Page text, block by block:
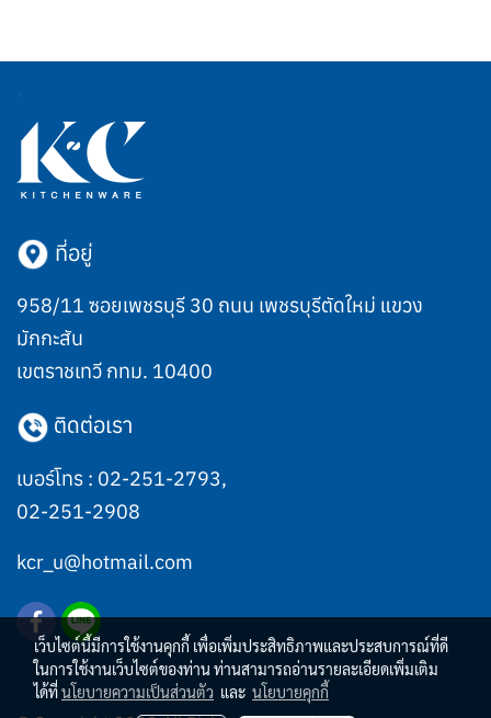
ที่อยู่
958/11 ซอยเพชรบุรี 30 ถนน เพชรบุรีตัดใหม่ แขวง
มักกะสัน
เขตราชเทวี กทม. 10400
ติดต่อเรา
เบอร์โทร : 02-251-2793,
02-251-2908
kcr_u@hotmail.com
เว็บไซต์นี้มีการใช้งานคุกกี้ เพื่อเพิ่มประสิทธิภาพและประสบการณ์ที่ดี
ในการใช้งานเว็บไซต์ของท่าน ท่านสามารถอ่านรายละเอียดเพิ่มเติม
ได้ที่นโยบายความเป็นส่วนตัว และ นโยบายคุกกี้